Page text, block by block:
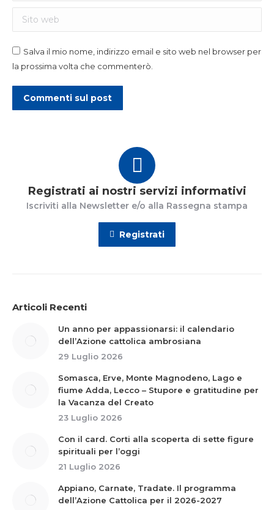
Sito web
Salva il mio nome, indirizzo email e sito web nel browser per
la prossima volta che commenterò.
Commenti sul post
Registrati ai nostri servizi informativi
Iscriviti alla Newsletter e/o alla Rassegna stampa
Registrati
Articoli Recenti
Un anno per appassionarsi: il calendario
dell’Azione cattolica ambrosiana
29 Luglio 2026
Somasca, Erve, Monte Magnodeno, Lago e
fiume Adda, Lecco – Stupore e gratitudine per
la Vacanza del Creato
23 Luglio 2026
Con il card. Corti alla scoperta di sette figure
spirituali per l’oggi
21 Luglio 2026
Appiano, Carnate, Tradate. Il programma
dell’Azione Cattolica per il 2026-2027